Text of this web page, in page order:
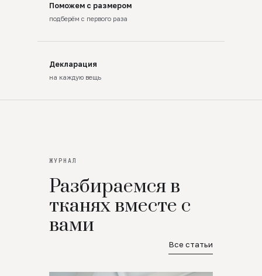
Поможем с размером
подберём с первого раза
Декларация
на каждую вещь
ЖУРНАЛ
Разбираемся в
тканях вместе с
вами
Все статьи